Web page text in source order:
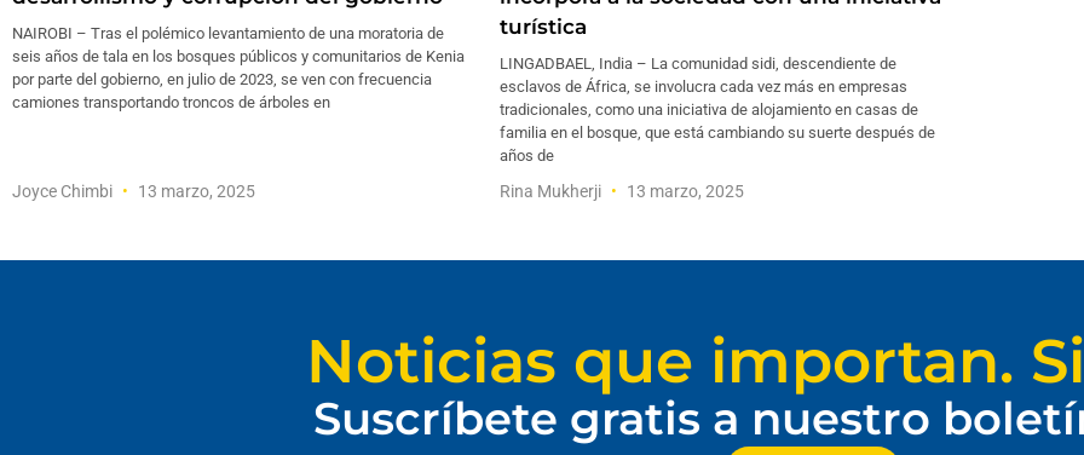
NAIROBI – Tras el polémico levantamiento de una moratoria de
seis años de tala en los bosques públicos y comunitarios de Kenia
por parte del gobierno, en julio de 2023, se ven con frecuencia
camiones transportando troncos de árboles en
Joyce Chimbi 13 marzo, 2025
turística
LINGADBAEL, India – La comunidad sidi, descendiente de
esclavos de África, se involucra cada vez más en empresas
tradicionales, como una iniciativa de alojamiento en casas de
familia en el bosque, que está cambiando su suerte después de
años de
Rina Mukherji 13 marzo, 2025
Noticias que importan.
Suscríbete gratis a nuestro